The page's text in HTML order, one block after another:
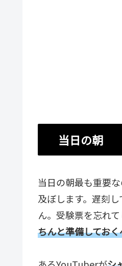
当日の朝
当日の朝最も重要
及ぼします。遅刻
ん。受験票を忘れ
ちんと準備してお